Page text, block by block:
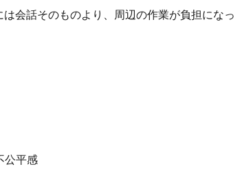
会話そのものより、周辺の作業が負担になっ
公平感